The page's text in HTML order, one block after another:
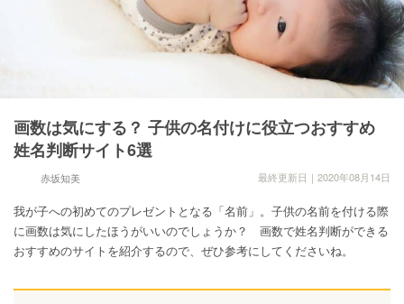
画数は気にする？ 子供の名付けに役立つおすすめ
姓名判断サイト6選
赤坂知美 最終更新日｜2020年08月14日
我が子への初めてのプレゼントとなる「名前」。子供の名前を付ける際
に画数は気にしたほうがいいのでしょうか？ 画数で姓名判断ができる
おすすめのサイトを紹介するので、ぜひ参考にしてくださいね。